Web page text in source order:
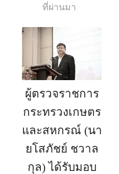
ที่ผ่านมา
ผู้ตรวจราชการ
กระทรวงเกษตร
และสหกรณ์ (นา
ยโสภัชย์ ชวาล
กุล) ได้รับมอบ